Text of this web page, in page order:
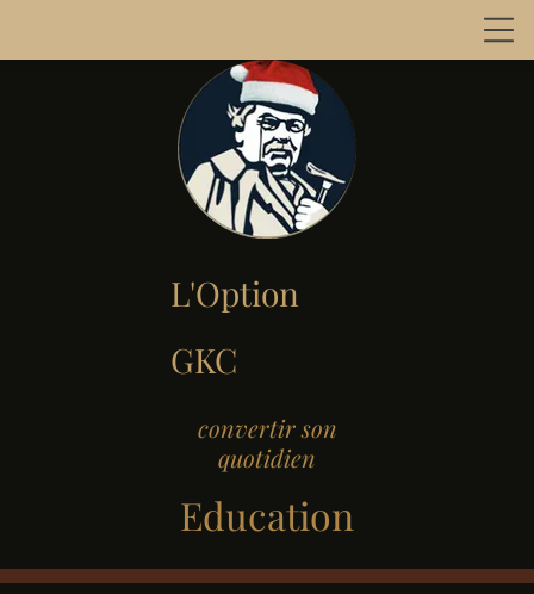
L'Option
GKC
convertir son
quotidien
Education